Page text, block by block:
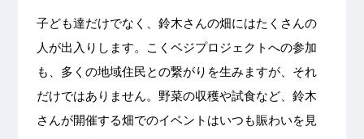
子ども達だけでなく、鈴木さんの畑にはたくさんの
人が出入りします。こくベジプロジェクトへの参加
も、多くの地域住民との繋がりを生みますが、それ
だけではありません。野菜の収穫や試食など、鈴木
さんが開催する畑でのイベントはいつも賑わいを見